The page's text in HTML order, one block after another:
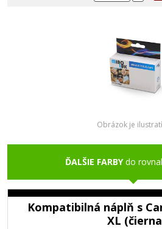
Obrázok je
ĎALŠIE FARBYdo
Kompatibilná náplň s
XL